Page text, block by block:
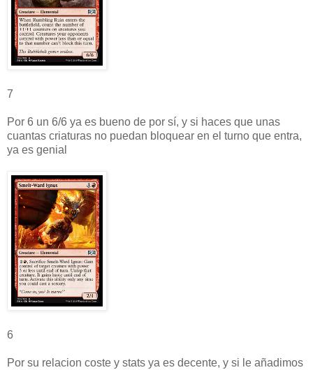
7
Por 6 un 6/6 ya es bueno de por sí, y si haces que unas
cuantas criaturas no puedan bloquear en el turno que entra,
ya es genial
6
Por su relacion coste y stats ya es decente, y si le añadimos